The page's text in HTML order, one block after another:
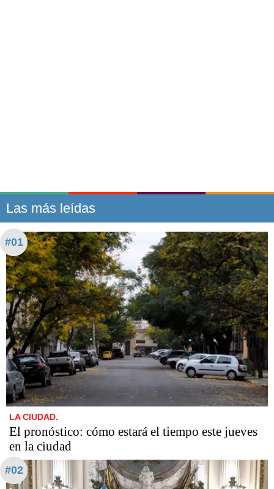
Las más leídas
#01
LA CIUDAD.
El pronóstico: cómo estará el tiempo este jueves
en la ciudad
#02